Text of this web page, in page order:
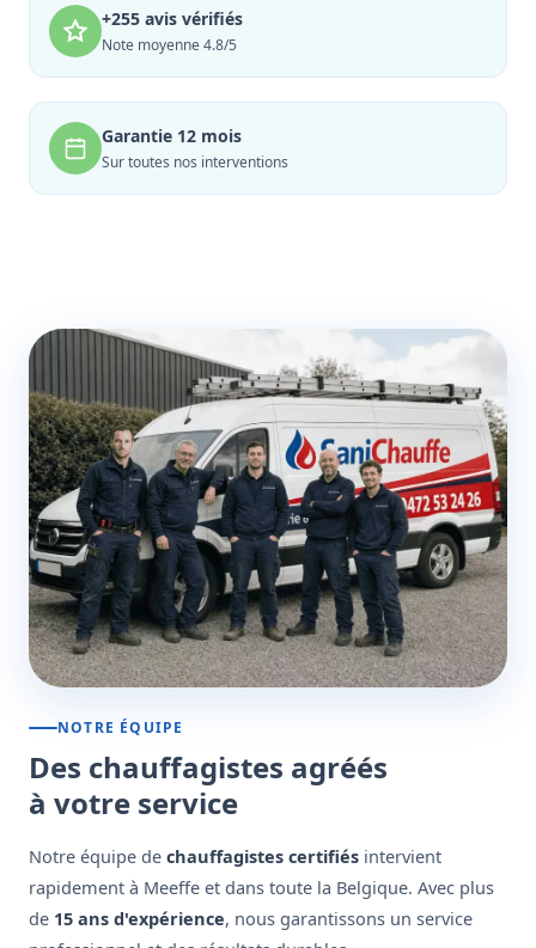
+255 avis vérifiés
Note moyenne 4.8/5
Garantie 12 mois
Sur toutes nos interventions
NOTRE ÉQUIPE
Des chauffagistes agréés
à votre service
Notre équipe de chauffagistes certifiés intervient
rapidement à Meeffe et dans toute la Belgique. Avec plus
de 15 ans d'expérience, nous garantissons un service